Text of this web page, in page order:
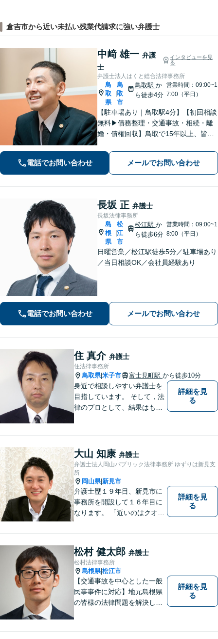
倉吉市から近い未払い残業代請求に強い弁護士
中﨑 雄一 弁護
士
インタビューを見
る
弁護士法人はくと総合法律事務所
鳥
取
県
鳥
取
市
鳥取駅 か
ら徒歩4分
営業時間：09:00~1
7:00（平日）
【駐車場あり｜鳥取駅4分】【初回相談
無料▶︎債務整理・交通事故・相続・離
婚・債権回収】鳥取で15年以上、皆さ
ュニケーションを大切にし、お悩みに
真摯に寄り添います。どんな些細なこ
とでもまずはお気軽にご相談くださ
い。
電話でお問い合わせ メールでお問い合わせ
長坂 正 弁護士
長坂法律事務所
島
根
県
松
江
市
松江駅 か
ら徒歩6分
営業時間：09:00~1
8:00（平日）
日曜営業／松江駅徒歩5分／駐車場あり
／当日相談OK／会社員経験あり
電話でお問い合わせ メールでお問い合わせ
住 真介 弁護士
住法律事務所
鳥取県|米子市 富士見町駅 から徒歩10分
身近で相談しやすい弁護士を
目指しています。 そして，法
律のプロとして、結果はもち
依頼者様の心を理解し，寄り
添いながら問題い解決のサポ
ートを心がけています。
詳細を見
る
大山 知康 弁護士
弁護士法人岡山パブリック法律事務所 ゆずりは新見支
所
岡山県|新見市
弁護士歴１９年目、新見市に
事務所を開設して１６年目に
なります。 「近いのはクオリ
皆さまに距離的にも精神的に
も「近い」法律事務所となれ
るよう職員一同頑張っていま
す。 お気軽にお問い合わせく
ださい。
詳細を見
る
松村 健太郎 弁護士
松村法律事務所
島根県|松江市
【交通事故を中心とした一般
民事事件に対応】地元島根県
の皆様の法律問題を解決し、
決だけでなく、依頼者様一人
詳細を見
る